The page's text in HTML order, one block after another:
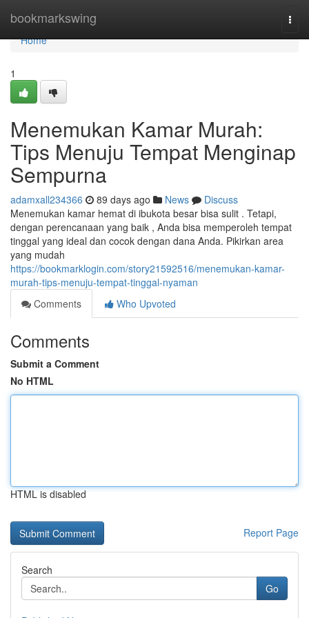
bookmarkswing
Home
Home
1
Menemukan Kamar Murah:
Tips Menuju Tempat Menginap
Sempurna
adamxall234366 89 days ago News
Discuss
Menemukan kamar hemat di ibukota besar bisa sulit . Tetapi,
dengan perencanaan yang baik , Anda bisa memperoleh tempat
tinggal yang ideal dan cocok dengan dana Anda. Pikirkan area
yang mudah
https://bookmarklogin.com/story21592516/menemukan-kamar-
murah-tips-menuju-tempat-tinggal-nyaman
Comments
Who Upvoted
Comments
Submit a Comment
No HTML
HTML is disabled
Report Page
Search
Go